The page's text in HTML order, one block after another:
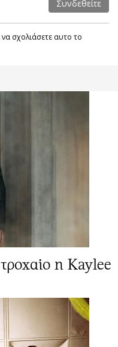
Συνδεθείτε
σχολιάσετε αυτο το
η Kaylee